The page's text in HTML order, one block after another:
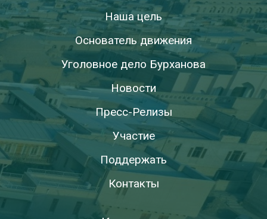
Наша цель
Основатель движения
Уголовное дело Бурханова
Новости
Пресс-Релизы
Участие
Поддержать
Контакты